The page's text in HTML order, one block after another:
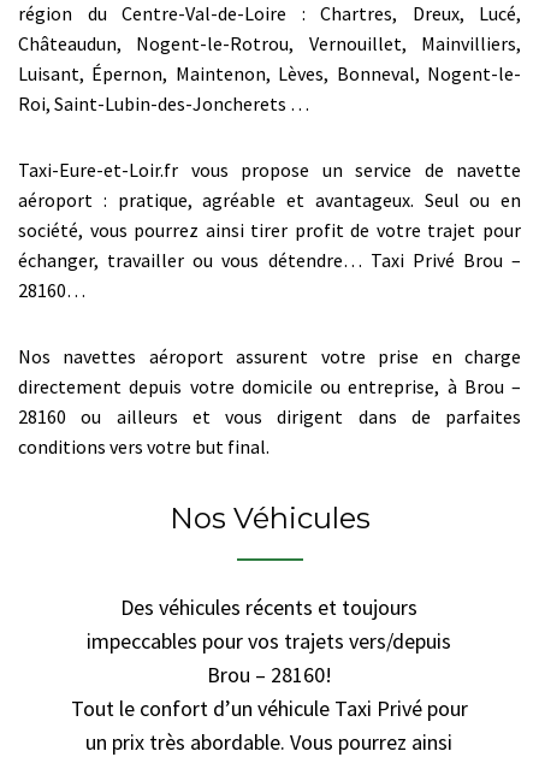
région du Centre-Val-de-Loire : Chartres, Dreux, Lucé,
Châteaudun, Nogent-le-Rotrou, Vernouillet, Mainvilliers,
Luisant, Épernon, Maintenon, Lèves, Bonneval, Nogent-le-
Roi, Saint-Lubin-des-Joncherets …
Taxi-Eure-et-Loir.fr vous propose un service de navette
aéroport : pratique, agréable et avantageux. Seul ou en
société, vous pourrez ainsi tirer profit de votre trajet pour
échanger, travailler ou vous détendre… Taxi Privé Brou –
28160…
Nos navettes aéroport assurent votre prise en charge
directement depuis votre domicile ou entreprise, à Brou –
28160 ou ailleurs et vous dirigent dans de parfaites
conditions vers votre but final.
Nos Véhicules
Des véhicules récents et toujours
impeccables pour vos trajets vers/depuis
Brou – 28160!
Tout le confort d’un véhicule Taxi Privé pour
un prix très abordable. Vous pourrez ainsi